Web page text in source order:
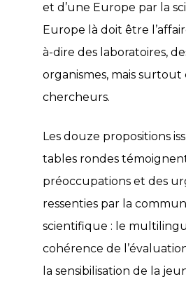
et d’une Europe par la
Europe là doit être
à-dire des laboratoires,
organismes, mais surtout
chercheurs.
Les douze propositions
tables rondes
préoccupations et des
ressenties par la
scientifique : le
cohérence de
la sensibilisation de la